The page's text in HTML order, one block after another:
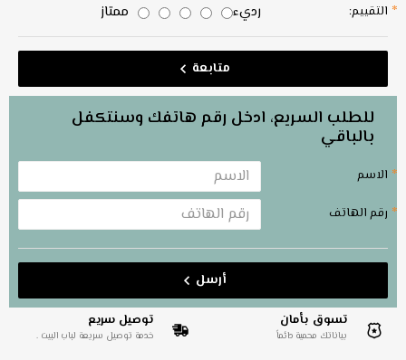
التقييم: رديء ممتاز
متابعة
للطلب السريع، ادخل رقم هاتفك وسنتكفل
بالباقي
الاسم
رقم الهاتف
أرسل
تسوق بأمان
بياناتك محمية دائماً
توصيل سريع
خدمة توصيل سريعة لباب البيت .